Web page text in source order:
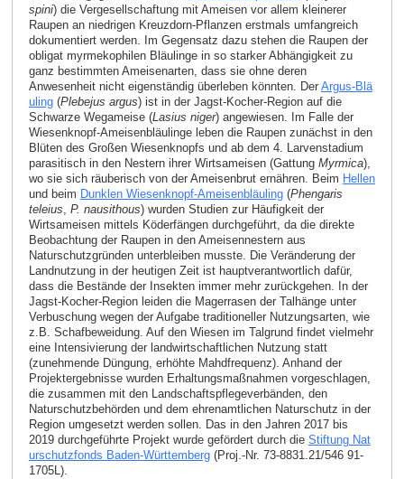
spini) die Vergesellschaftung mit Ameisen vor allem kleinerer
Raupen an niedrigen Kreuzdorn-Pflanzen erstmals umfangreich
dokumentiert werden. Im Gegensatz dazu stehen die Raupen der
obligat myrmekophilen Bläulinge in so starker Abhängigkeit zu
ganz bestimmten Ameisenarten, dass sie ohne deren
Anwesenheit nicht eigenständig überleben könnten. Der Argus-Blä
uling(Plebejus argus) ist in der Jagst-Kocher-Region auf die
Schwarze Wegameise (Lasius niger) angewiesen. Im Falle der
Wiesenknopf-Ameisenbläulinge leben die Raupen zunächst in den
Blüten des Großen Wiesenknopfs und ab dem 4. Larvenstadium
parasitisch in den Nestern ihrer Wirtsameisen (Gattung Myrmica),
wo sie sich räuberisch von der Ameisenbrut ernähren. Beim Hellen
und beim Dunklen Wiesenknopf-Ameisenbläuling(Phengaris
teleius, P. nausithous) wurden Studien zur Häufigkeit der
Wirtsameisen mittels Köderfängen durchgeführt, da die direkte
Beobachtung der Raupen in den Ameisennestern aus
Naturschutzgründen unterbleiben musste. Die Veränderung der
Landnutzung in der heutigen Zeit ist hauptverantwortlich dafür,
dass die Bestände der Insekten immer mehr zurückgehen. In der
Jagst-Kocher-Region leiden die Magerrasen der Talhänge unter
Verbuschung wegen der Aufgabe traditioneller Nutzungsarten, wie
z.B. Schafbeweidung. Auf den Wiesen im Talgrund findet vielmehr
eine Intensivierung der landwirtschaftlichen Nutzung statt
(zunehmende Düngung, erhöhte Mahdfrequenz). Anhand der
Projektergebnisse wurden Erhaltungsmaßnahmen vorgeschlagen,
die zusammen mit den Landschaftspflegeverbänden, den
Naturschutzbehörden und dem ehrenamtlichen Naturschutz in der
Region umgesetzt werden sollen. Das in den Jahren 2017 bis
2019 durchgeführte Projekt wurde gefördert durch die Stiftung Nat
urschutzfonds Baden-Württemberg(Proj.-Nr. 73-8831.21/546 91-
1705L).